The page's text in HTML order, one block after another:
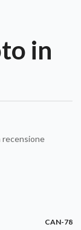
in
recensione
CAN-78